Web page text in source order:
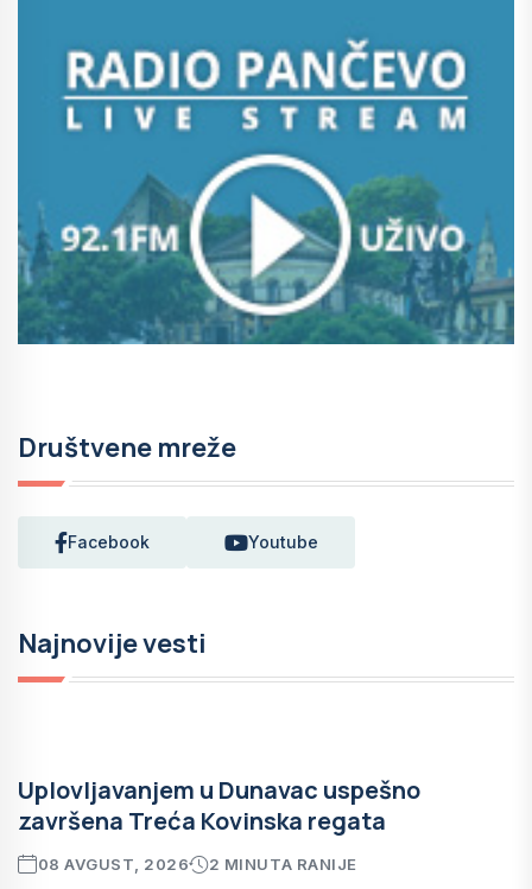
Društvene mreže
Facebook Youtube
Najnovije vesti
Uplovljavanjem u Dunavac uspešno
završena Treća Kovinska regata
08 AVGUST, 2026 2 MINUTA RANIJE